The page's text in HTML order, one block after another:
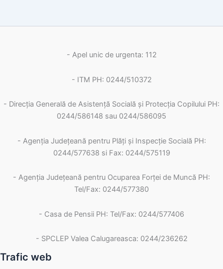
- Apel unic de urgenta: 112
- ITM PH: 0244/510372
- Direcția Generală de Asistență Socială și Protecția Copilului PH:
0244/586148 sau 0244/586095
- Agenția Județeană pentru Plăți și Inspecție Socială PH:
0244/577638 si Fax: 0244/575119
- Agenţia Judeţeană pentru Ocuparea Forţei de Muncă PH:
Tel/Fax: 0244/577380
- Casa de Pensii PH: Tel/Fax: 0244/577406
- SPCLEP Valea Calugareasca: 0244/236262
Trafic web